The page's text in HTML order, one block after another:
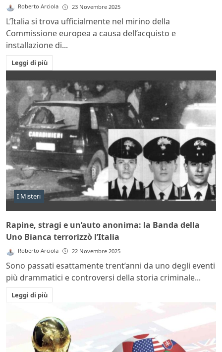
Roberto Arciola 23 Novembre 2025
L’Italia si trova ufficialmente nel mirino della
Commissione europea a causa dell’acquisto e
installazione di...
Leggi di più
I Misteri
Rapine, stragi e un’auto anonima: la Banda della
Uno Bianca terrorizzò l’Italia
Roberto Arciola 22 Novembre 2025
Sono passati esattamente trent’anni da uno degli eventi
più drammatici e controversi della storia criminale...
Leggi di più